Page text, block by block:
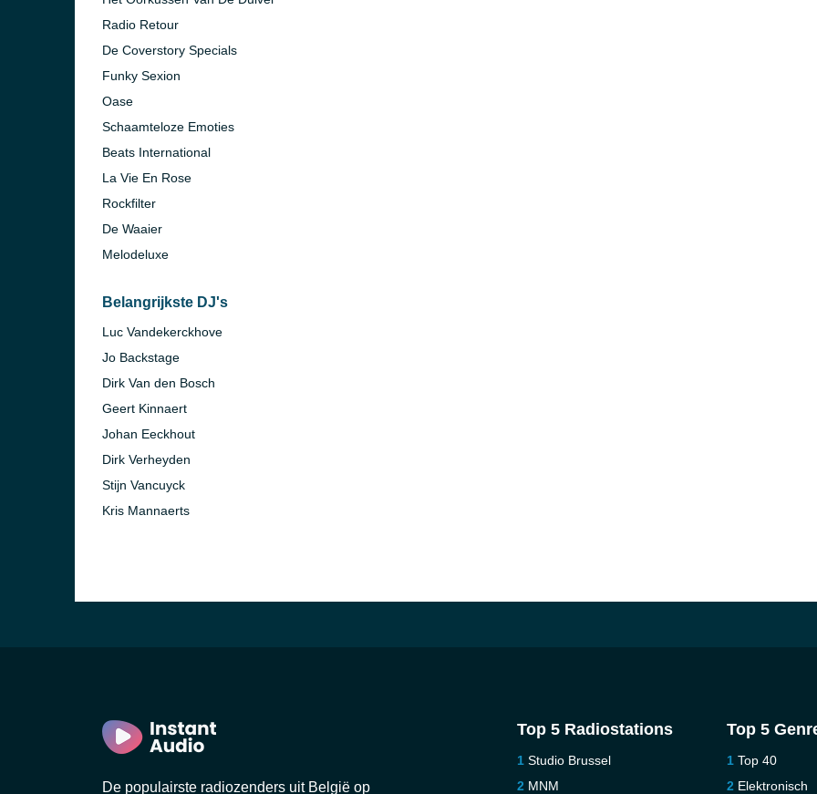
Radio Retour
De Coverstory Specials
Funky Sexion
Oase
Schaamteloze Emoties
Beats International
La Vie En Rose
Rockfilter
De Waaier
Melodeluxe
Belangrijkste DJ's
Luc Vandekerckhove
Jo Backstage
Dirk Van den Bosch
Geert Kinnaert
Johan Eeckhout
Dirk Verheyden
Stijn Vancuyck
Kris Mannaerts
De populairste radiozenders uit België op
Top 5 Radiostations
Studio Brussel
MNM
Top 5
Top 40
Elektronisch